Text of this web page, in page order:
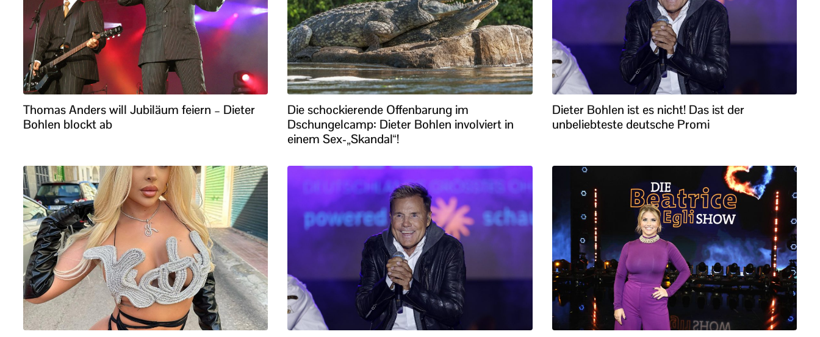
Thomas Anders will Jubiläum feiern – Dieter
Bohlen blockt ab
Die schockierende Offenbarung im
Dschungelcamp: Dieter Bohlen involviert in
einem Sex-„Skandal“!
Dieter Bohlen ist es nicht! Das ist der
unbeliebteste deutsche Promi